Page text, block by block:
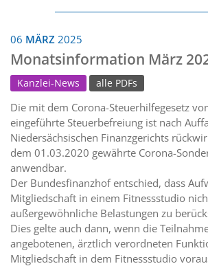
06 MÄRZ 2025
Monatsinformation März
Kanzlei-News alle PDFs
Die mit dem Corona-Steuerhilfegesetz
eingeführte Steuerbefreiung ist nach
Niedersächsischen Finanzgerichts
dem 01.03.2020 gewährte Corona-
anwendbar.
Der Bundesfinanzhof entschied, dass
Mitgliedschaft in einem Fitnessstudio
außergewöhnliche Belastungen zu
Dies gelte auch dann, wenn die
angebotenen, ärztlich verordneten
Mitgliedschaft in dem Fitnessstudio